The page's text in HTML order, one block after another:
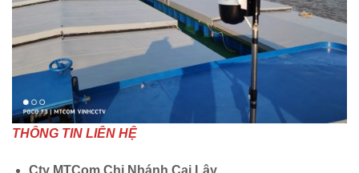
THÔNG TIN LIÊN HỆ
Cty MTCom Chi Nhánh Cai Lậy